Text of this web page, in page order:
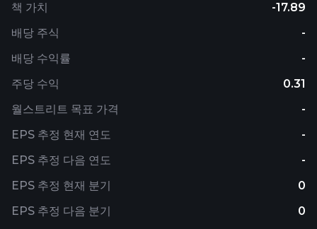
책 가치
-17.89
배당 주식
-
배당 수익률
-
주당 수익
0.31
월스트리트 목표 가격
-
EPS 추정 현재 연도
-
EPS 추정 다음 연도
-
EPS 추정 현재 분기
0
EPS 추정 다음 분기
0